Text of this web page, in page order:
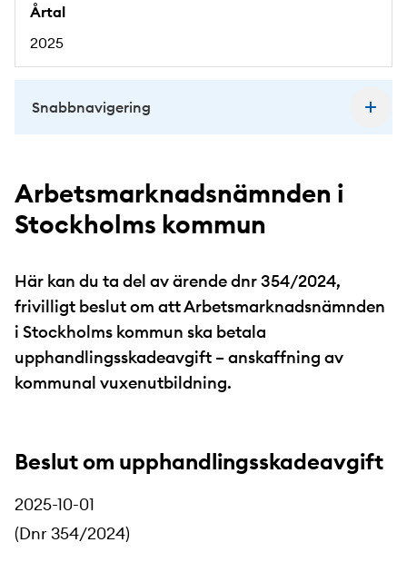
Arbetsmarknadsnämnden i
Stockholms kommun
Här kan du ta del av ärende dnr 354/2024,
frivilligt beslut om att Arbetsmarknadsnämnden
i Stockholms kommun ska betala
upphandlingsskadeavgift – anskaffning av
kommunal vuxenutbildning.
Beslut om upphandlingsskadeavgift
2025-10-01
(Dnr 354/2024)
Årtal
2025
Snabbnavigering